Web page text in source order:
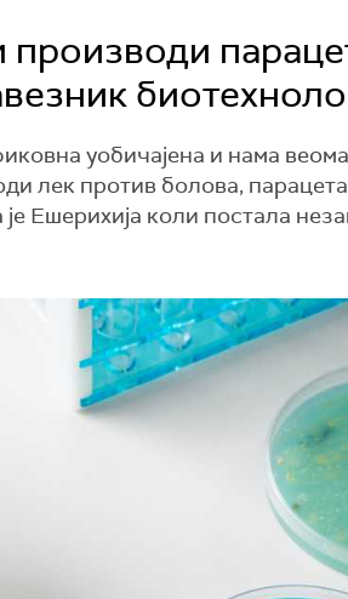
производи
уобичајена и нама
лек против болова,
Ешерихија коли постала